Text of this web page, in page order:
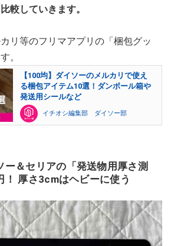
較していきます。
リ等のフリマアプリの「梱包グッ
。
【100均】ダイソーのメルカリで使え
る梱包アイテム10選！ダンボール箱や
発送用シールなど
イチオシ編集部 ダイソー部
ー＆セリアの「発送物用厚さ測
！ 厚さ3cmはヘビーに使う